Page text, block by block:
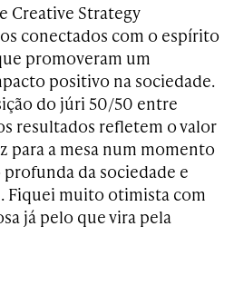
Creative Strategy
conectados com o espírito
promoveram um
positivo na sociedade.
do júri 50/50 entre
resultados refletem o valor
para a mesa num momento
da sociedade e
Fiquei muito otimista com
já pelo que vira pela